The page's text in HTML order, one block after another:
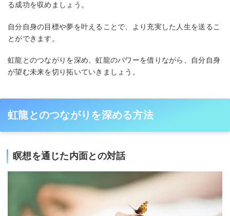
る成功を収めましょう。
自分自身の目標や夢を叶えることで、より充実した人生を送るこ
とができます。
虹龍とのつながりを深め、虹龍のパワーを借りながら、自分自身
が望む未来を切り拓いていきましょう。
虹龍とのつながりを深める方法
瞑想を通じた内面との対話